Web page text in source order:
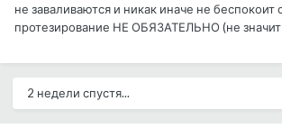
не заваливаются и никак иначе не беспокоит
протезирование НЕ ОБЯЗАТЕЛЬНО (не
2 недели спустя...